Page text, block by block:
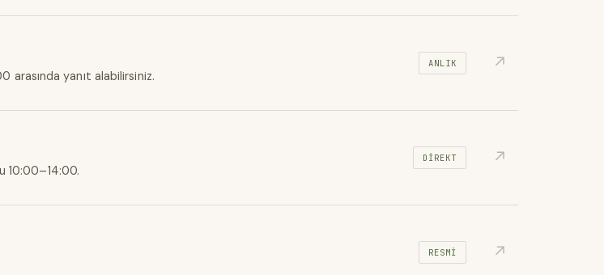
arasında yanıt alabilirsiniz.
ANLIK ↗
10:00–14:00.
DIREKT ↗
RESMI ↗